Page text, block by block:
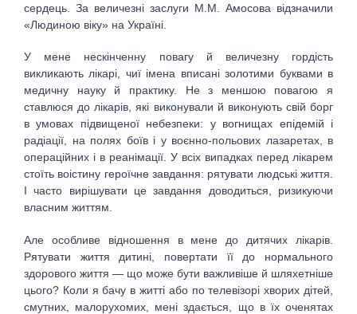
сердець. За величезні заслуги М.М. Амосова відзначили
«Людиною віку» на Україні.
У мене нескінченну повагу й величезну гордість
викликають лікарі, чиї імена вписані золотими буквами в
медичну науку й практику. Не з меншою повагою я
ставлюся до лікарів, які виконували й виконують свій борг
в умовах підвищеної небезпеки: у вогнищах епідемій і
радіації, на полях боїв і у воєнно-польових лазаретах, в
операційних і в реанімації. У всіх випадках перед лікарем
стоїть воістину героїчне завдання: рятувати людські життя.
І часто вирішувати це завдання доводиться, ризикуючи
власним життям.
Але особливе відношення в мене до дитячих лікарів.
Рятувати життя дитині, повертати її до нормального
здорового життя — що може бути важливіше й шляхетніше
цього? Коли я бачу в житті або по телевізорі хворих дітей,
смутних, малорухомих, мені здається, що в їх оченятах